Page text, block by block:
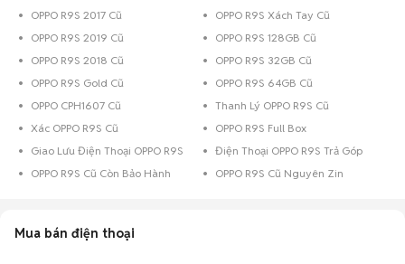
OPPO R9S 2017 Cũ
OPPO R9S Xách Tay Cũ
OPPO R9S 2019 Cũ
OPPO R9S 128GB Cũ
OPPO R9S 2018 Cũ
OPPO R9S 32GB Cũ
OPPO R9S Gold Cũ
OPPO R9S 64GB Cũ
OPPO CPH1607 Cũ
Thanh Lý OPPO R9S Cũ
Xác OPPO R9S Cũ
OPPO R9S Full Box
Giao Lưu Điện Thoại OPPO R9S
Điện Thoại OPPO R9S Trả Góp
OPPO R9S Cũ Còn Bảo Hành
OPPO R9S Cũ Nguyên Zin
Mua bán điện thoại